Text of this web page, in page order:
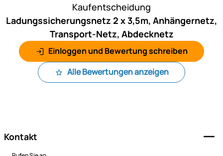
Kaufentscheidung
Ladungssicherungsnetz 2 x 3,5m, Anhängernetz,
Transport-Netz, Abdecknetz
Einloggen und Bewertung schreiben
Alle Bewertungen anzeigen
Kontakt